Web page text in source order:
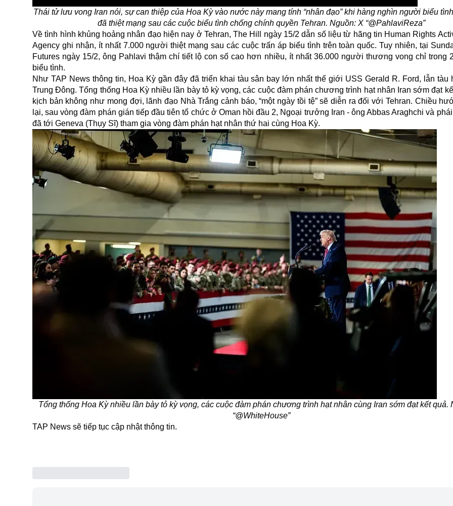
Thái tử lưu vong Iran nói, sự can thiệp của Hoa Kỳ vào nước này mang tính “nhân đạo” khi hàng nghìn người biểu
đã thiệt mạng sau các cuộc biểu tình chống chính quyền Tehran. Nguồn: X “@PahlaviReza”
Về tình hình khủng hoảng nhân đạo hiện nay ở Tehran, The Hill ngày 15/2 dẫn số liệu từ hãng tin Human Rights
Agency ghi nhận, ít nhất 7.000 người thiệt mạng sau các cuộc trấn áp biểu tình trên toàn quốc. Tuy nhiên, tại
Futures ngày 15/2, ông Pahlavi thậm chí tiết lộ con số cao hơn nhiều, ít nhất 36.000 người thương vong chỉ trong
biểu tình.
Như TAP News thông tin, Hoa Kỳ gần đây đã triển khai tàu sân bay lớn nhất thế giới USS Gerald R. Ford, lẫn tàu
Trung Đông. Tổng thống Hoa Kỳ nhiều lần bày tỏ kỳ vọng, các cuộc đàm phán chương trình hạt nhân Iran sớm đạt
kịch bản không như mong đợi, lãnh đạo Nhà Trắng cảnh báo, “một ngày tồi tệ” sẽ diễn ra đối với Tehran. Chiều
lại, sau vòng đàm phán gián tiếp đầu tiên tổ chức ở Oman hồi đầu 2, Ngoại trưởng Iran - ông Abbas Araghchi và
đã tới Geneva (Thụy Sĩ) tham gia vòng đàm phán hạt nhân thứ hai cùng Hoa Kỳ.
Tổng thống Hoa Kỳ nhiều lần bày tỏ kỳ vọng, các cuộc đàm phán chương trình hạt nhân cùng Iran sớm đạt kết quả.
“@WhiteHouse”
TAP News sẽ tiếp tục cập nhật thông tin.